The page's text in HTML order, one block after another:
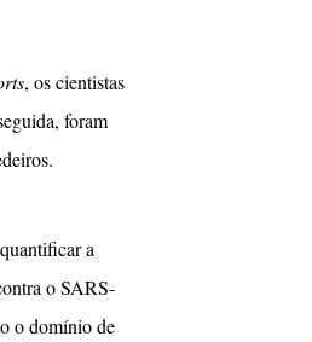
, os cientistas
foram
a
o SARS-
o domínio de